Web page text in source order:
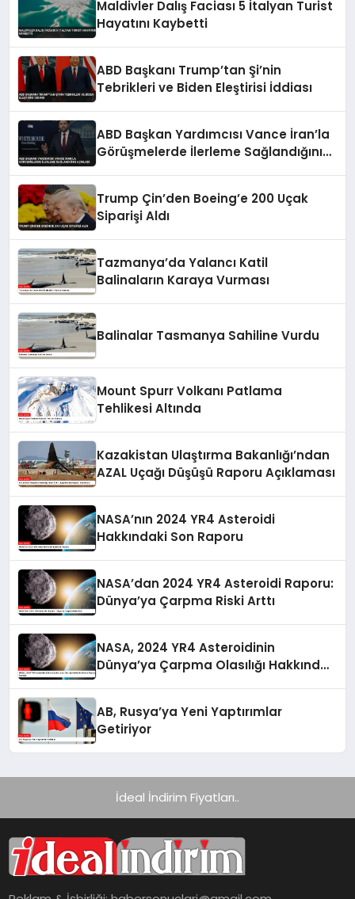
Maldivler Dalış Faciası 5 İtalyan Turist
Hayatını Kaybetti
ABD Başkanı Trump’tan Şi’nin
Tebrikleri ve Biden Eleştirisi İddiası
ABD Başkan Yardımcısı Vance İran’la
Görüşmelerde İlerleme Sağlandığını
Trump Çin’den Boeing’e 200 Uçak
Siparişi Aldı
Tazmanya’da Yalancı Katil
Balinaların Karaya Vurması
Balinalar Tasmanya Sahiline Vurdu
Mount Spurr Volkanı Patlama
Tehlikesi Altında
Kazakistan Ulaştırma Bakanlığı’ndan
AZAL Uçağı Düşüşü Raporu Açıklaması
NASA’nın 2024 YR4 Asteroidi
Hakkındaki Son Raporu
NASA’dan 2024 YR4 Asteroidi Raporu:
Dünya’ya Çarpma Riski Arttı
NASA, 2024 YR4 Asteroidinin
Dünya’ya Çarpma Olasılığı Hakkında
AB, Rusya’ya Yeni Yaptırımlar
Getiriyor
İdeal İndirim Fiyatları..